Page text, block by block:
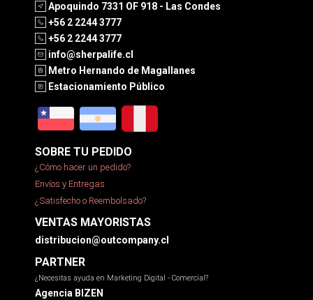
Apoquindo 7331 OF 918 - Las Condes
+56 2 2244 3777
+56 2 2244 3777
info@sherpalife.cl
Metro Hernando de Magallanes
Estacionamiento Público
SOBRE TU PEDIDO
¿Cómo hacer un pedido?
Envíos y Entregas
¿Satisfecho o Reembolsado?
VENTAS MAYORISTAS
distribucion@outcompany.cl
PARTNER
¿Necesitas ayuda en Marketing Digital - Comercial?
Agencia BIZEN